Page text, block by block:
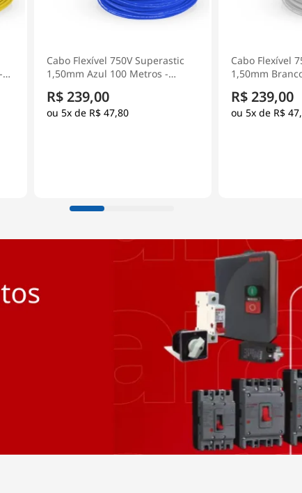
Cabo Flexível 750V Superastic
1,50mm Branco 100 Metros -
R$ 239,00
5x de R$ 47,80
Cabo Flexível
1,50mm Cinza
R$ 239,00
5x de R$